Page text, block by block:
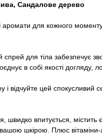
Сандалове дерево
аромати для кожного
для тіла забезпечує
в собі якості догляду,
і відчуйте цей спокусливий
швидко впитується, містить
шкірою. Плюс вітаміни-